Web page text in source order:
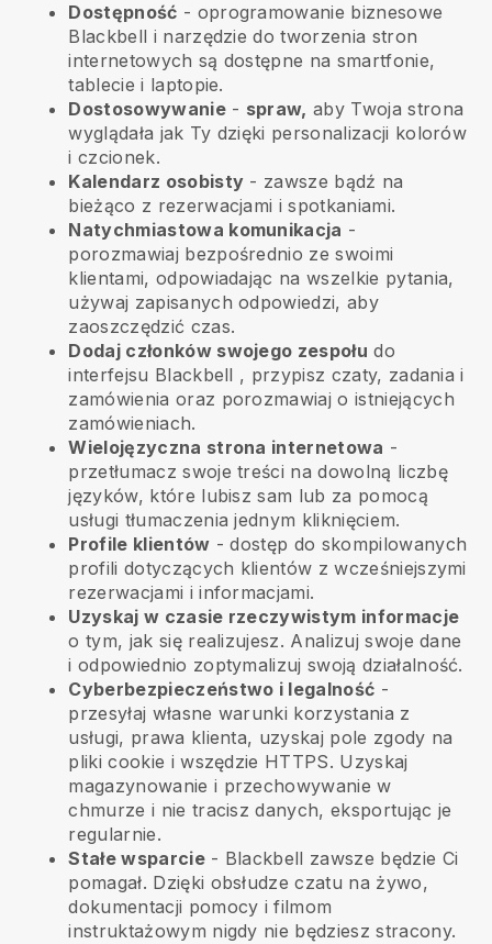
Dostępność - oprogramowanie biznesowe
Blackbell i narzędzie do tworzenia stron
internetowych są dostępne na smartfonie,
tablecie i laptopie.
Dostosowywanie- spraw, aby Twoja strona
wyglądała jak Ty dzięki personalizacji kolorów
i czcionek.
Kalendarz osobisty - zawsze bądź na
bieżąco z rezerwacjami i spotkaniami.
Natychmiastowa komunikacja -
porozmawiaj bezpośrednio ze swoimi
klientami, odpowiadając na wszelkie pytania,
używaj zapisanych odpowiedzi, aby
zaoszczędzić czas.
Dodaj członków swojego zespołu do
interfejsu Blackbell , przypisz czaty, zadania i
zamówienia oraz porozmawiaj o istniejących
zamówieniach.
Wielojęzyczna strona internetowa -
przetłumacz swoje treści na dowolną liczbę
języków, które lubisz sam lub za pomocą
usługi tłumaczenia jednym kliknięciem.
Profile klientów - dostęp do skompilowanych
profili dotyczących klientów z wcześniejszymi
rezerwacjami i informacjami.
Uzyskaj w czasie rzeczywistym informacje
o tym, jak się realizujesz. Analizuj swoje dane
i odpowiednio zoptymalizuj swoją działalność.
Cyberbezpieczeństwo i legalność -
przesyłaj własne warunki korzystania z
usługi, prawa klienta, uzyskaj pole zgody na
pliki cookie i wszędzie HTTPS. Uzyskaj
magazynowanie i przechowywanie w
chmurze i nie tracisz danych, eksportując je
regularnie.
Stałe wsparcie- Blackbell zawsze będzie Ci
pomagał. Dzięki obsłudze czatu na żywo,
dokumentacji pomocy i filmom
instruktażowym nigdy nie będziesz stracony.